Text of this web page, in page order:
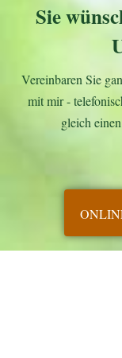
Sie
Vereinbaren Sie
mit mir -
gleich